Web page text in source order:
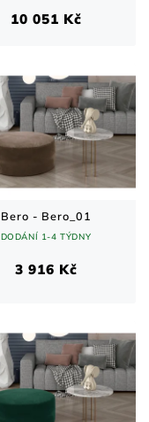
10 051 Kč
Bero - Bero_01
DODÁNÍ 1-4 TÝDNY
3 916 Kč